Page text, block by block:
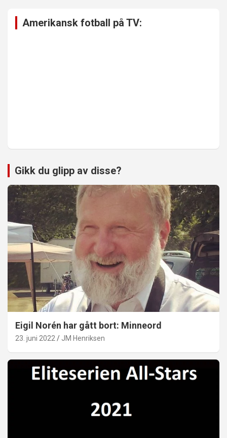
Amerikansk fotball på TV:
Gikk du glipp av disse?
Eigil Norén har gått bort: Minneord
23. juni 2022 JM Henriksen